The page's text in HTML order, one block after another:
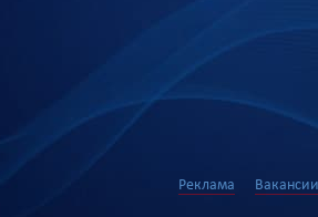
Реклама Вакансии